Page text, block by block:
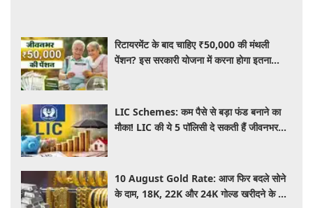
रिटायरमेंट के बाद चाहिए ₹50,000 की मंथली
पेंशन? इस सरकारी योजना में करना होगा इतना
LIC Schemes: कम पैसे से बड़ा फंड बनाने का
मौका! LIC की ये 5 पॉलिसी दे सकती हैं जीवनभर
10 August Gold Rate: आज फिर बदले सोने
के दाम, 18K, 22K और 24K गोल्ड खरीदने के लिए